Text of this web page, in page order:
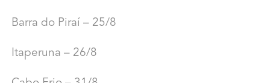
Barra do Piraí – 25/8
Itaperuna – 26/8